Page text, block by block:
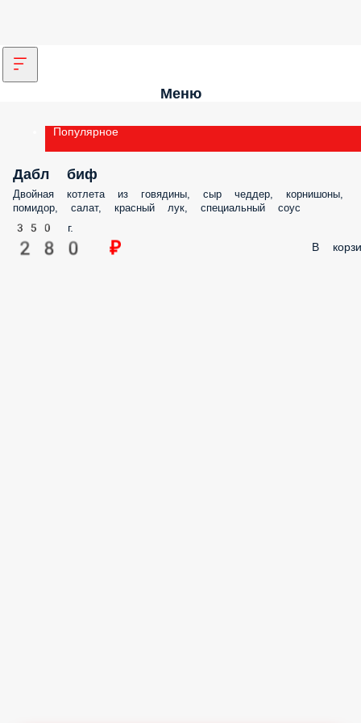
Меню
Популярное
Дабл биф
Двойная котлета из говядины, сыр чеддер, корнишоны,
помидор, салат, красный лук, специальный соус
350 г.
280 ₽ В